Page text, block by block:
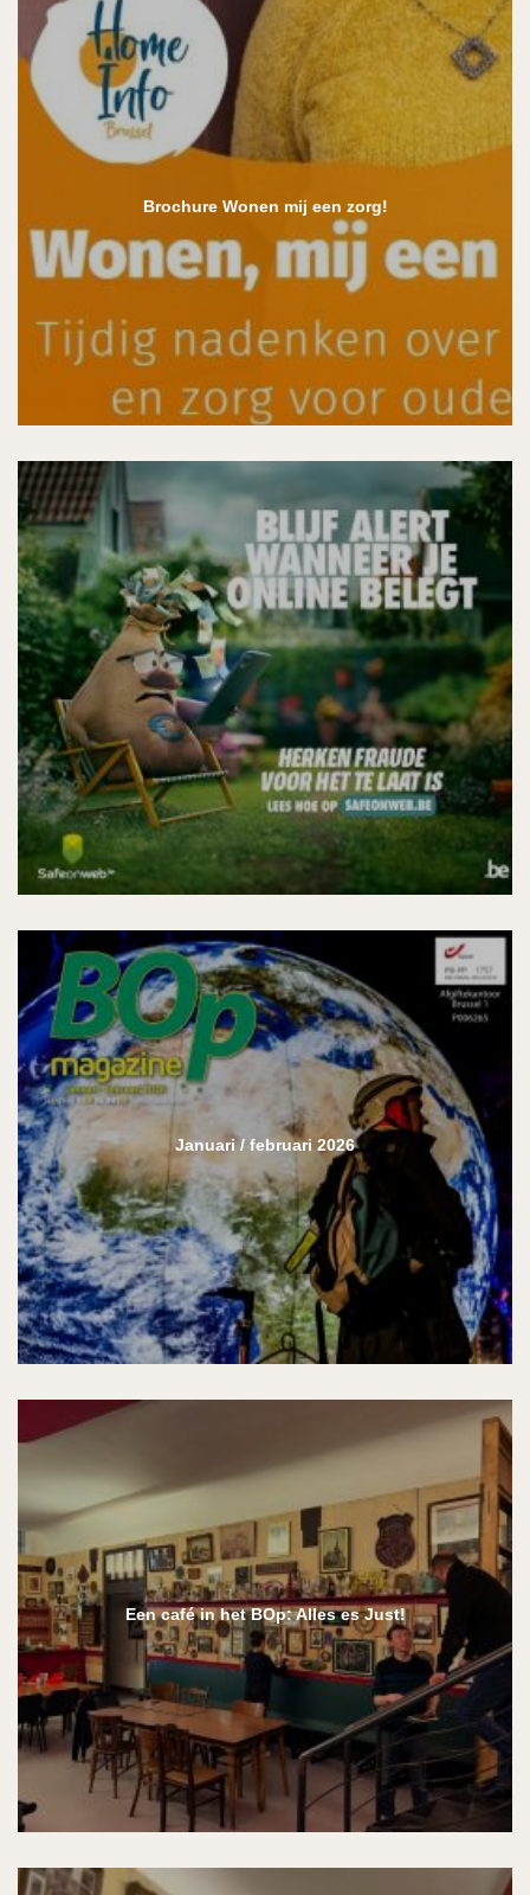
Brochure Wonen mij een zorg!
Januari / februari 2026
Een café in het BOp: Alles es Just!